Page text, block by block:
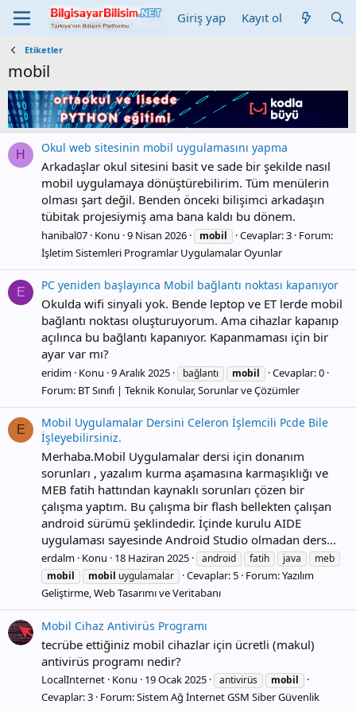
Giriş yap Kayıt ol
Etiketler
mobil
H Okul web sitesinin mobil uygulamasını yapma
Arkadaşlar okul sitesini basit ve sade bir şekilde nasıl
mobil uygulamaya dönüştürebilirim. Tüm menülerin
olması şart değil. Benden önceki bilişimci arkadaşın
tübitak projesiymiş ama bana kaldı bu dönem.
hanibal07 Konu 9 Nisan 2026 mobil Cevaplar: 3 Forum:
İşletim Sistemleri Programlar Uygulamalar Oyunlar
E PC yeniden başlayınca Mobil bağlantı noktası kapanıyor
Okulda wifi sinyali yok. Bende leptop ve ET lerde mobil
bağlantı noktası oluşturuyorum. Ama cihazlar kapanıp
açılınca bu bağlantı kapanıyor. Kapanmaması için bir
ayar var mı?
eridim Konu 9 Aralık 2025 bağlantı mobil
Cevaplar: 0
Forum: BT Sınıfı | Teknik Konular, Sorunlar ve Çözümler
E
Mobil Uygulamalar Dersini Celeron İşlemcili Pcde Bile
İşleyebilirsiniz.
Merhaba.Mobil Uygulamalar dersi için donanım
sorunları , yazalım kurma aşamasına karmaşıklığı ve
MEB fatih hattından kaynaklı sorunları çözen bir
çalışma yaptım. Bu çalışma bir flash bellekten çalışan
android sürümü şeklindedir. İçinde kurulu AIDE
uygulaması sayesinde Android Studio olmadan ders...
erdalm Konu 18 Haziran 2025 android fatih java
meb
mobil
mobil uygulamalar Cevaplar: 5 Forum:Yazılım
Geliştirme, Web Tasarımı ve Veritabanı
Mobil Cihaz Antivirüs Programı
tecrübe ettiğiniz mobil cihazlar için ücretli (makul)
antivirüs programı nedir?
LocalInternet Konu 19 Ocak 2025 antivirüs mobil
Cevaplar: 3 Forum:Sistem Ağ İnternet GSM Siber Güvenlik